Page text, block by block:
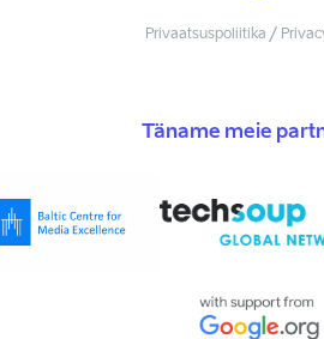
Privaatsuspoliitika /
Täname meie